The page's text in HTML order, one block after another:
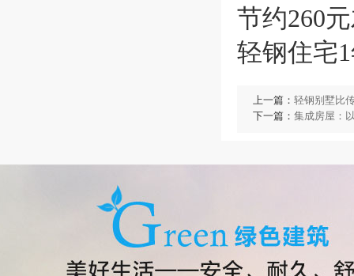
节约260
轻钢住宅
上一篇： 轻钢别墅比
下一篇： 集成房屋：